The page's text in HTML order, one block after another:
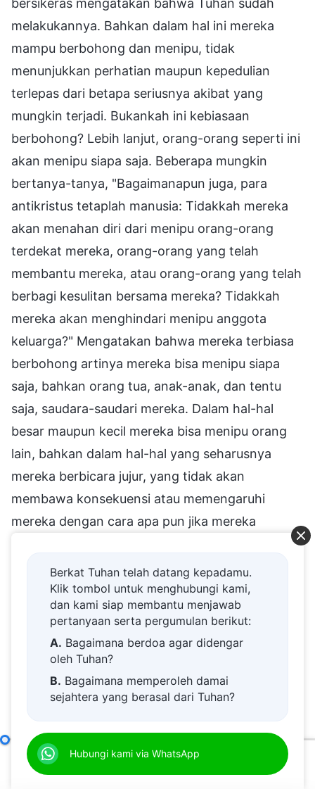
bersikeras mengatakan bahwa Tuhan sudah
melakukannya. Bahkan dalam hal ini mereka
mampu berbohong dan menipu, tidak
menunjukkan perhatian maupun kepedulian
terlepas dari betapa seriusnya akibat yang
mungkin terjadi. Bukankah ini kebiasaan
berbohong? Lebih lanjut, orang-orang seperti ini
akan menipu siapa saja. Beberapa mungkin
bertanya-tanya, "Bagaimanapun juga, para
antikristus tetaplah manusia: Tidakkah mereka
akan menahan diri dari menipu orang-orang
terdekat mereka, orang-orang yang telah
membantu mereka, atau orang-orang yang telah
berbagi kesulitan bersama mereka? Tidakkah
mereka akan menghindari menipu anggota
keluarga?" Mengatakan bahwa mereka terbiasa
berbohong artinya mereka bisa menipu siapa
saja, bahkan orang tua, anak-anak, dan tentu
saja, saudara-saudari mereka. Dalam hal-hal
besar maupun kecil mereka bisa menipu orang
lain, bahkan dalam hal-hal yang seharusnya
mereka berbicara jujur, yang tidak akan
membawa konsekuensi atau memengaruhi
mereka dengan cara apa pun jika mereka
berbicara jujur, dan yang tidak menuntut mereka
untuk menerapkan kebijaksanaan. Mereka juga
menipu dan menggunakan kebohongan untuk
menyelesaikan hal-hal kecil yang bagi orang lain
Semestinya mudah, tidak merepotkan sama
sekali bagi mereka untuk berbicara terus terang.
Bukankah ini adalah kebiasaan berbohong?
satu perwujudan utama setan dan Iblis. Dari
sudut pandang ini, tidak dapatkah kita
Berkat Tuhan telah datang kepadamu.
Klik tombol untuk menghubungi kami,
dan kami siap membantu menjawab
pertanyaan serta pergumulan berikut:
A. Bagaimana berdoa agar didengar
oleh Tuhan?
B. Bagaimana memperoleh damai
sejahtera yang berasal dari Tuhan?
D.
dekat kepada Tuhan.
E.Bagaimana menyambut kedatangan
Hubungi kami via WhatsApp
Lampiran Empat: Merangkum Karakter Para Antikristus dan Esensi Watak Mereka (Bagian Satu)